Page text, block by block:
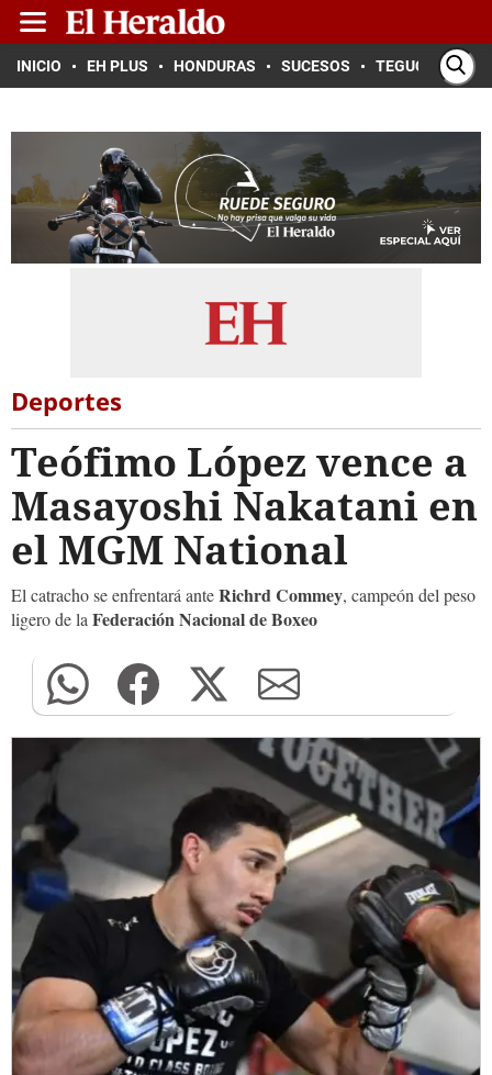
INICIO EH PLUS HONDURAS SUCESOS TEGUCIGALPA
Deportes
Teófimo López vence a
Masayoshi Nakatani en
el MGM National
El catracho se enfrentará anteRichrd Commey, campeón del peso
ligero de la Federación Nacional de Boxeo